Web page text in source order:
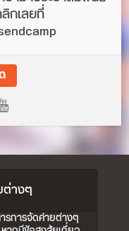
กเลยที่
างๆ
รการจัดค่ายต่างๆ